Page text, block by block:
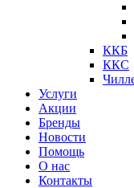
ККБ
ККС
Услуги
Акции
Бренды
Новости
Помощь
О нас
Контакты